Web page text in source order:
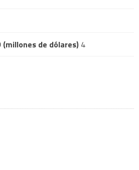
(millones de dólares) 4